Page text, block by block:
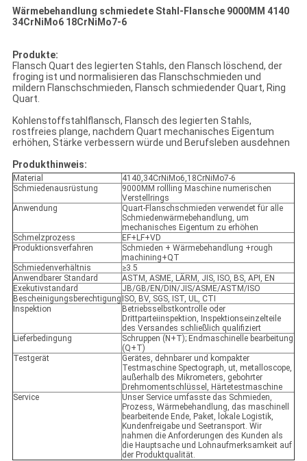
Wärmebehandlung schmiedete Stahl-Flansche 9000MM 4140
34CrNiMo6 18CrNiMo7-6
Produkte:
Flansch Quart des legierten Stahls, den Flansch löschend, der
froging ist und normalisieren das Flanschschmieden und
mildern Flanschschmieden, Flansch schmiedender Quart, Ring
Quart.
Kohlenstoffstahlflansch, Flansch des legierten Stahls,
rostfreies plange, nachdem Quart mechanisches Eigentum
erhöhen, Stärke verbessern würde und Berufsleben ausdehnen
Produkthinweis:
Material
4140,34CrNiMo6,18CrNiMo7-6
Schmiedenausrüstung
9000MM rollling Maschine numerischen
Verstellrings
Anwendung
Quart-Flanschschmieden verwendet für alle
Schmiedenwärmebehandlung, um
mechanisches Eigentum zu erhöhen
Schmelzprozess
EF+LF+VD
Produktionsverfahren
Schmieden + Wärmebehandlung +rough
machining+QT
Schmiedenverhältnis
≥3.5
Anwendbarer Standard
ASTM, ASME, LÄRM, JIS, ISO, BS, API, EN
Exekutivstandard
JB/GB/EN/DIN/JIS/ASME/ASTM/ISO
Bescheinigungsberechtigung ISO, BV, SGS, IST, UL, CTI
Inspektion
Betriebsselbstkontrolle oder
Drittparteiinspektion, Inspektionseinzelteile
des Versandes schließlich qualifiziert
Lieferbedingung
Schruppen (N+T); Endmaschinelle bearbeitung
(Q+T)
Testgerät
Gerätes, dehnbarer und kompakter
Testmaschine Spectograph, ut, metalloscope,
außerhalb des Mikrometers, gebohrter
Drehmomentschlüssel, Härtetestmaschine
Service
Unser Service umfasste das Schmieden,
Prozess, Wärmebehandlung, das maschinell
bearbeitende Ende, Paket, lokale Logistik,
Kundenfreigabe und Seetransport. Wir
nahmen die Anforderungen des Kunden als
die Hauptsache und Lohnaufmerksamkeit auf
der Produktqualität.